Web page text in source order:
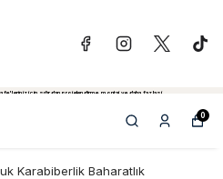
için sıfırdan projelendirme, montaj ve daha fazlasi...
0
Karabiberlik Baharatlık